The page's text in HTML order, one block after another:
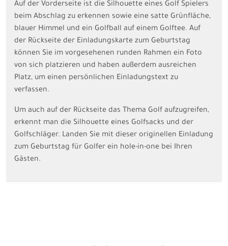
Auf der Vorderseite ist die Silhouette eines Golf Spielers
beim Abschlag zu erkennen sowie eine satte Grünfläche,
blauer Himmel und ein Golfball auf einem Golftee. Auf
der Rückseite der Einladungskarte zum Geburtstag
können Sie im vorgesehenen runden Rahmen ein Foto
von sich platzieren und haben außerdem ausreichen
Platz, um einen persönlichen Einladungstext zu
verfassen.
Um auch auf der Rückseite das Thema Golf aufzugreifen,
erkennt man die Silhouette eines Golfsacks und der
Golfschläger. Landen Sie mit dieser originellen Einladung
zum Geburtstag für Golfer ein hole-in-one bei Ihren
Gästen.